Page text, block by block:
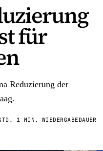
für
Reduzierung der
1 MIN. WIEDERGABEDAUER